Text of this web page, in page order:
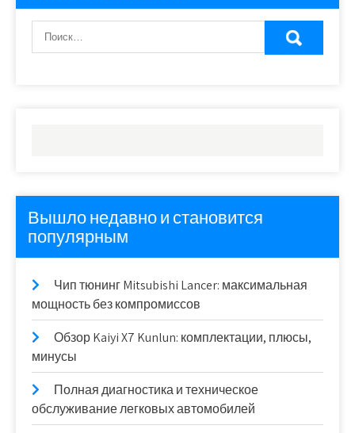
Вышло недавно и становится
популярным
Чип тюнинг Mitsubishi Lancer: максимальная
мощность без компромиссов
Обзор Kaiyi X7 Kunlun: комплектации, плюсы,
минусы
Полная диагностика и техническое
обслуживание легковых автомобилей